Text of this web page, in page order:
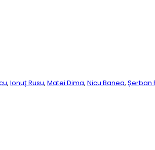
, Ionuț Rusu, Matei Dima, Nicu Banea, Șerban